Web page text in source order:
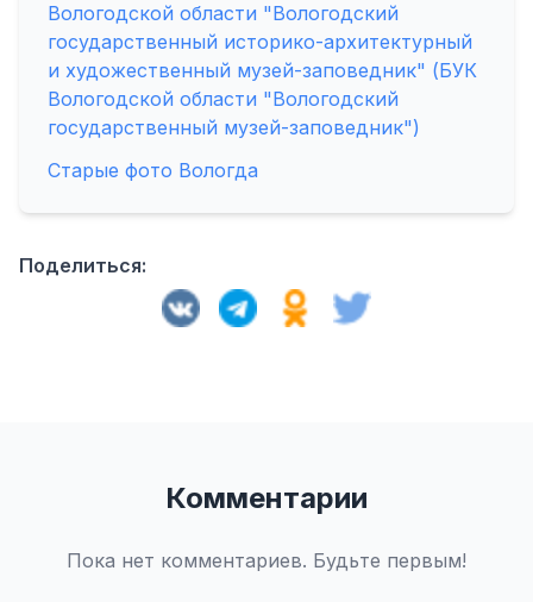
Вологодской области "Вологодский
государственный историко-архитектурный
и художественный музей-заповедник" (БУК
Вологодской области "Вологодский
государственный музей-заповедник")
Старые фото Вологда
Поделиться:
Комментарии
Пока нет комментариев. Будьте первым!